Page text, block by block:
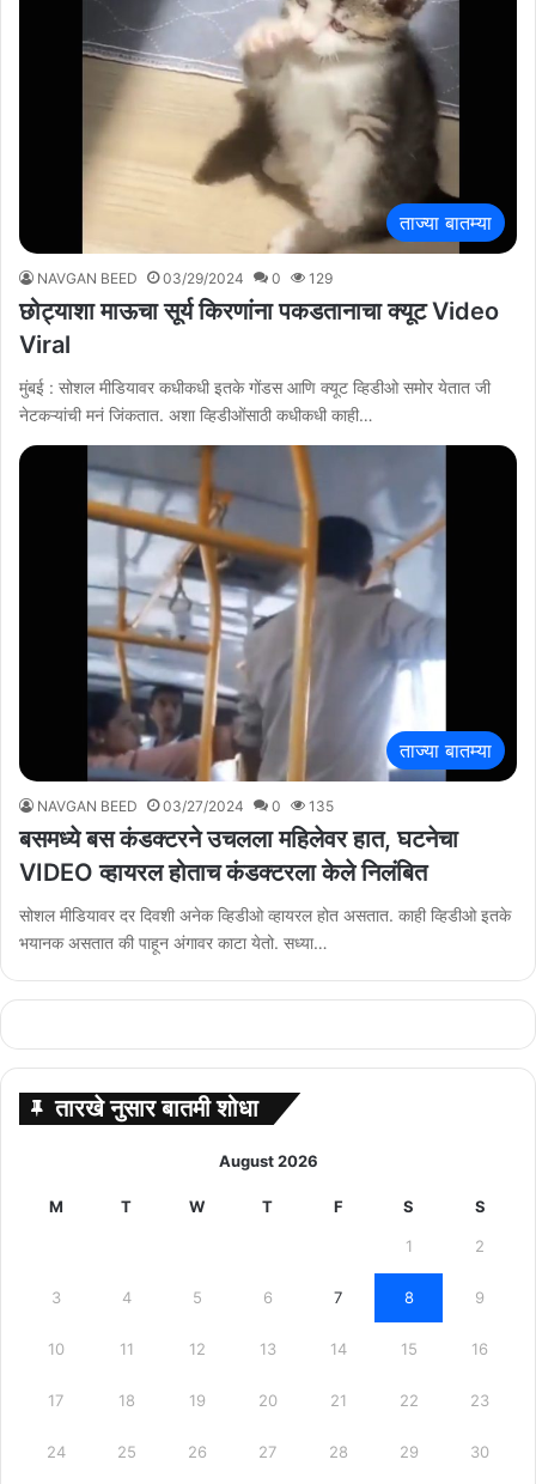
ताज्या बातम्या
NAVGAN BEED 03/29/2024 0 129
छोट्याशा माऊचा सूर्य किरणांना पकडतानाचा क्यूट Video
Viral
मुंबई : सोशल मीडियावर कधीकधी इतके गोंडस आणि क्यूट व्हिडीओ समोर येतात जी
नेटकऱ्यांची मनं जिंकतात. अशा व्हिडीओंसाठी कधीकधी काही…
ताज्या बातम्या
NAVGAN BEED 03/27/2024 0 135
बसमध्ये बस कंडक्टरने उचलला महिलेवर हात, घटनेचा
VIDEO व्हायरल होताच कंडक्टरला केले निलंबित
सोशल मीडियावर दर दिवशी अनेक व्हिडीओ व्हायरल होत असतात. काही व्हिडीओ इतके
भयानक असतात की पाहून अंगावर काटा येतो. सध्या…
तारखे नुसार बातमी शोधा
August 2026
M T W T F S S
1 2
3 4 5 6 7 8 9
10 11 12 13 14 15 16
17 18 19 20 21 22 23
24 25 26 27 28 29 30